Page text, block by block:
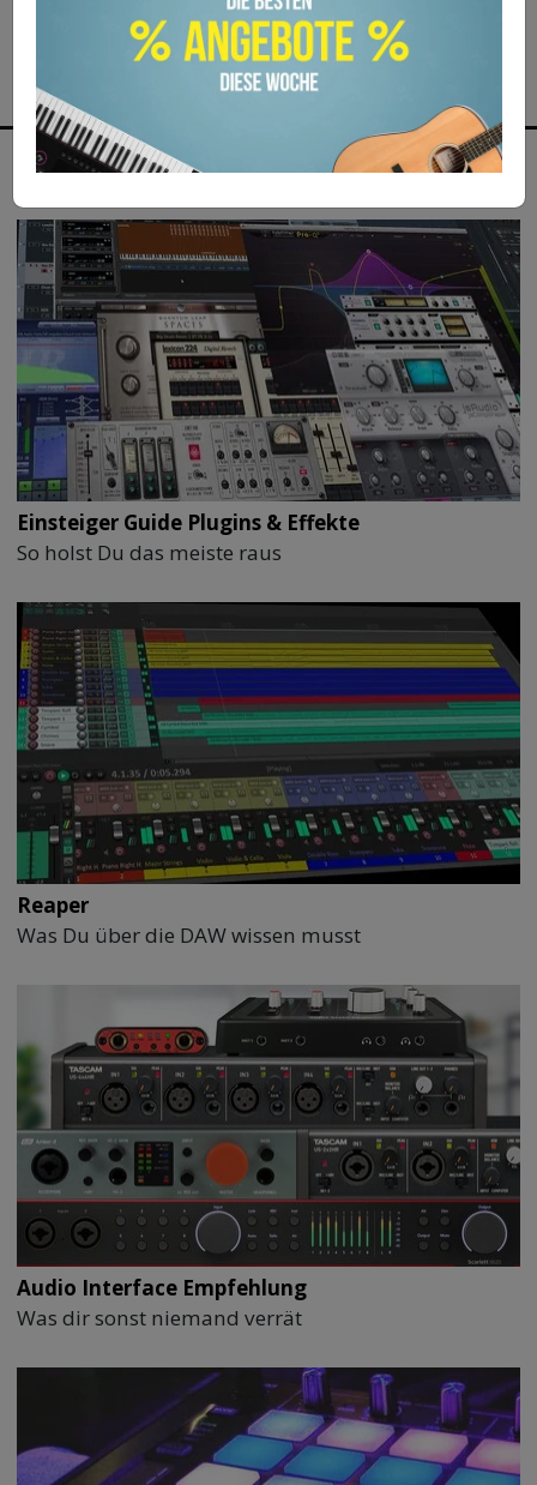
ANZEIGE
MEHR ZUM THEMA
Einsteiger Guide Plugins & Effekte
So holst Du das meiste raus
Reaper
Was Du über die DAW wissen musst
Audio Interface Empfehlung
Was dir sonst niemand verrät